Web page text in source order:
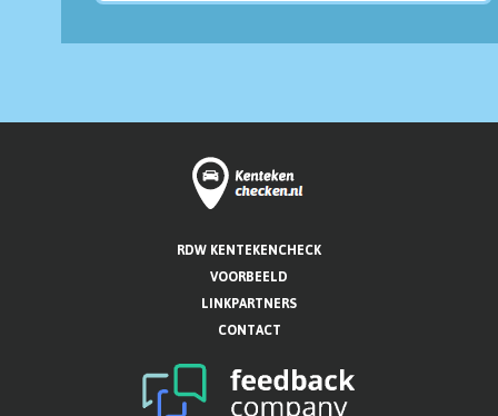
RDW KENTEKENCHECK
VOORBEELD
LINKPARTNERS
CONTACT